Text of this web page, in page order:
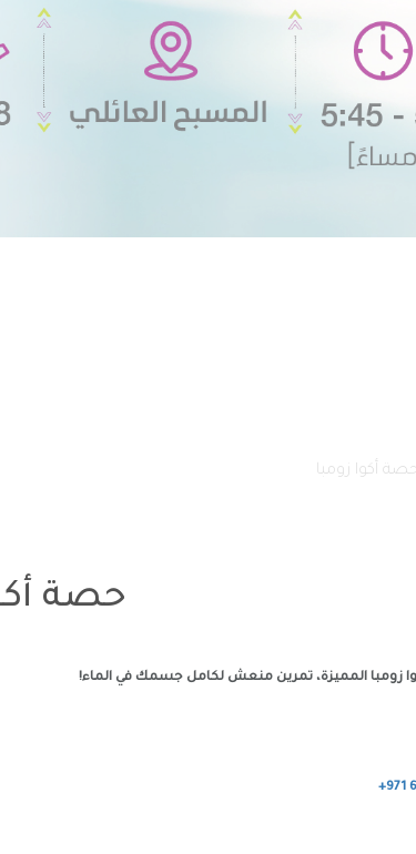
أكوا زومبا
حصة
زومبا المميزة، تمرين منعش لكامل جسمك في الماء!
+971